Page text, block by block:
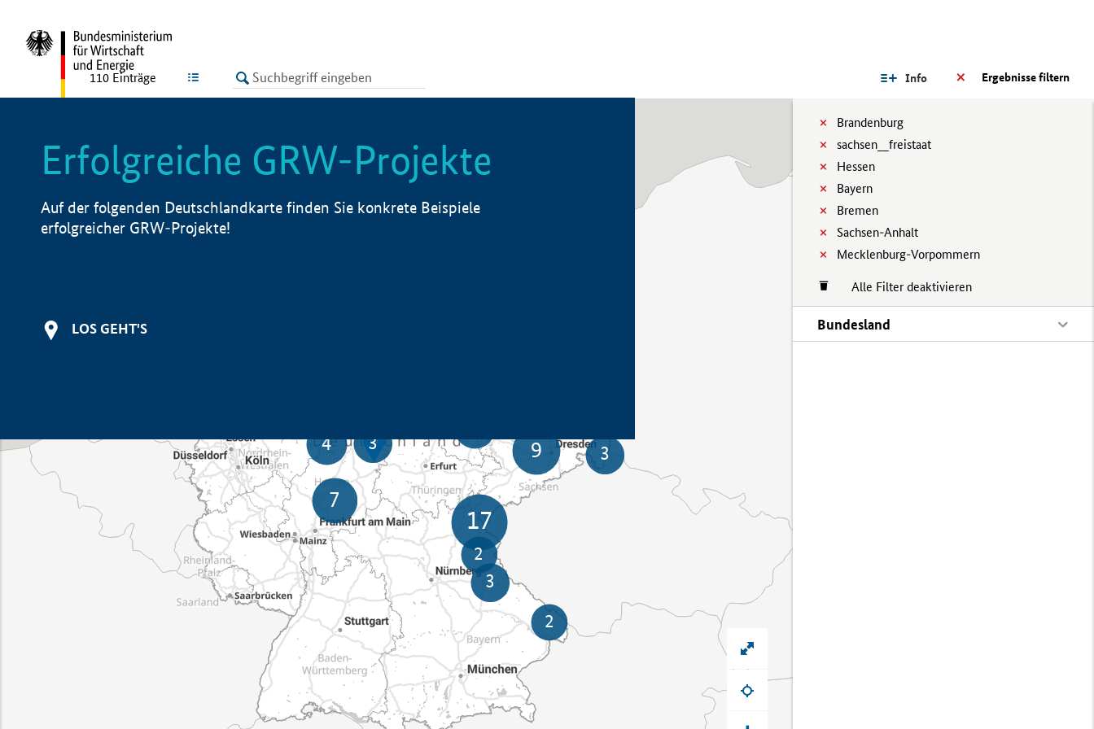
LISTE Ergebnisse filtern
Info
Brandenburg
sachsen__freistaat
Hessen
Bayern
Bremen
Sachsen-Anhalt
Mecklenburg-Vorpommern
Alle Filter deaktivieren
Bundesland
110 Einträge
Erfolgreiche GRW-Projekte
Auf der folgenden Deutschlandkarte finden Sie konkrete Beispiele
erfolgreicher GRW-Projekte!
LOS GEHT'S